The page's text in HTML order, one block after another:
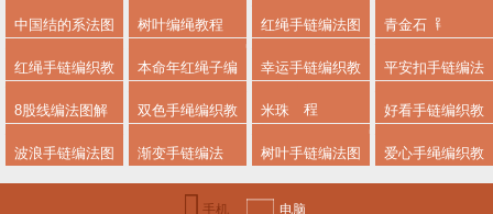
程 法 系法图解 解
中国结的系法图
解，分享简单易
学的编绳入门制
作教程
树叶编绳教程 红绳手链编法图
解
青金石
红绳手链编织教
程
本命年红绳子编
法
幸运手链编织教
程
平安扣手链编法
8股线编法图解 双色手绳编织教
程
米珠 好看手链编织教
程图解
波浪手链编法图 渐变手链编法 树叶手链编法图 爱心手绳编织教
手机 电脑